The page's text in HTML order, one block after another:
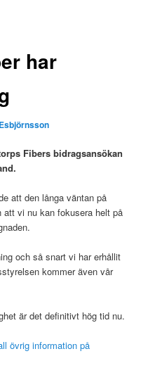
har
Fibers bidragsansökan
att den långa väntan på
att vi nu kan fokusera helt på
och så snart vi har erhållit
kommer även vår
är det definitivt hög tid nu.
övrig information på